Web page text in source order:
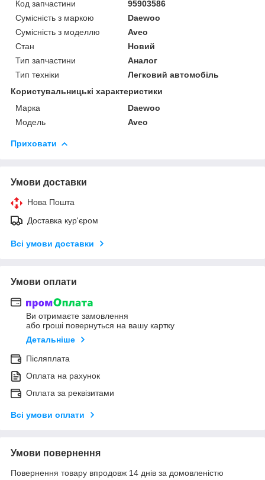
Код запчастини
95903586
Сумісність з маркою
Daewoo
Сумісність з моделлю
Aveo
Стан
Новий
Тип запчастини
Аналог
Тип техніки
Легковий автомобіль
Користувальницькі характеристики
Марка
Daewoo
Модель
Aveo
Приховати
Умови доставки
Нова Пошта
Доставка кур'єром
Всі умови доставки
Умови оплати
Ви отримаєте замовлення
або гроші повернуться на вашу картку
Детальніше
Післяплата
Оплата на рахунок
Оплата за реквізитами
Всі умови оплати
Умови повернення
Повернення товару впродовж 14 днів за домовленістю